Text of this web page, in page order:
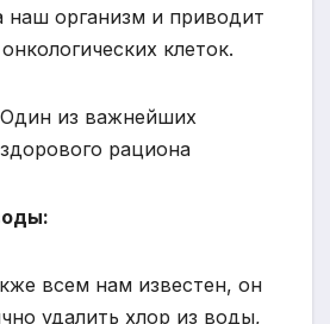
наш организм и приводит
клеток.
из важнейших
рациона
всем нам известен, он
удалить хлор из воды,